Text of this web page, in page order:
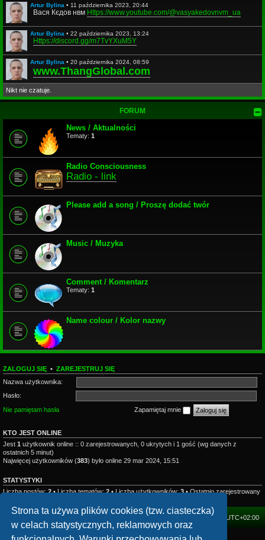
Strona ta używa plików cookies (tzw. ciasteczka)
w celach statystycznych, reklamowych oraz
Artur Bylina • 11 października 2023, 20:44
Вася Кєдов нвм Https://www.youtube.com/@vasyakedovnvm_ua
Artur Bylina • 22 października 2023, 13:24
Https://discord.gg/m7TvYXuM5Y
Artur Bylina • 20 października 2024, 08:59
www.ThangGlobal.com
Nikt nie czatuje.
FORUM
News / Aktualności
Tematy: 1
Radio Consciousness
Radio - link
Please add a song / Proszę dodać twór
Music / Muzyka
Comment / Komentarz
Tematy: 1
Name colour / Kolor nazwy
ZALOGUJ SIĘ • ZAREJESTRUJ SIĘ
Nazwa użytkownika:
Hasło:
Nie pamiętam hasła
Zapamiętaj mnie
KTO JEST ONLINE
Jest 1 użytkownik online :: 0 zarejestrowanych, 0 ukrytych i 1 gość (wg danych z
ostatnich 5 minut)
Najwięcej użytkowników (383) było online 29 mar 2024, 15:51
STATYSTYKI
Liczba postów:2• Liczba tematów:2• Liczba użytkowników:3• Ostatnio zarejestrowany
Strefa czasowa UTC+02:00
Technologię dostarcza phpBB® Forum Software © phpBB Limited